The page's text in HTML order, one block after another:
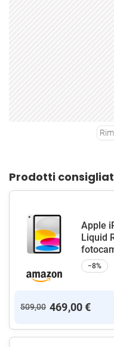
Prodotti
Apple
Liquid
−8%
509,00 469,00 €